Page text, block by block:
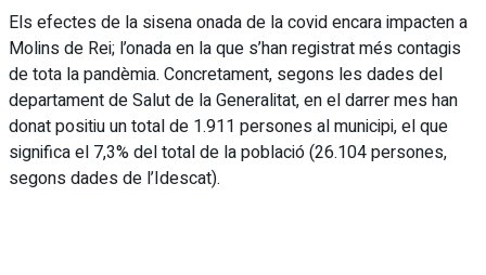
Els efectes de la sisena onada de la covid encara impacten a
Molins de Rei; l’onada en la que s’han registrat més contagis
de tota la pandèmia. Concretament, segons les dades del
departament de Salut de la Generalitat, en el darrer mes han
donat positiu un total de 1.911 persones al municipi, el que
significa el 7,3% del total de la població (26.104 persones,
segons dades de l’Idescat).